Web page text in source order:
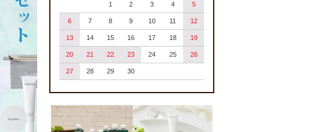
1 2 3 4 5
6 7 8 9 10 11 12
13 14 15 16 17 18 19
20 21 22 23 24 25 26
27 28 29 30